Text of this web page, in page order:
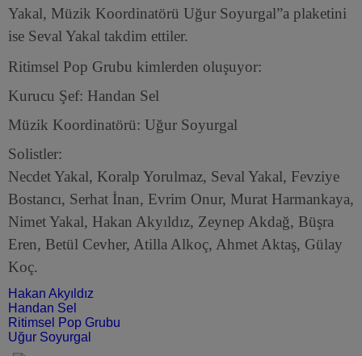
Yakal, Müzik Koordinatörü Uğur Soyurgal”a plaketini
ise Seval Yakal takdim ettiler.
Ritimsel Pop Grubu kimlerden oluşuyor:
Kurucu Şef: Handan Sel
Müzik Koordinatörü: Uğur Soyurgal
Solistler:
Necdet Yakal, Koralp Yorulmaz, Seval Yakal, Fevziye
Bostancı, Serhat İnan, Evrim Onur, Murat Harmankaya,
Nimet Yakal, Hakan Akyıldız, Zeynep Akdağ, Büşra
Eren, Betül Cevher, Atilla Alkoç, Ahmet Aktaş, Gülay
Koç.
Hakan Akyıldız
Handan Sel
Ritimsel Pop Grubu
Uğur Soyurgal